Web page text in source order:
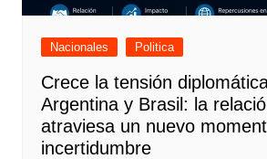
Nacionales Politica
Crece la tensión
Argentina y Brasil: la
atraviesa un nuevo
incertidumbre